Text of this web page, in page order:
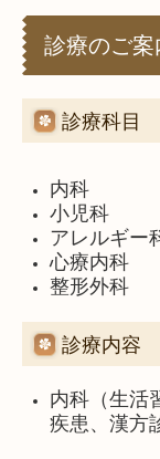
診療のご案
診療科目
内科
小児科
アレルギー
心療内科
整形外科
診療内容
内科（生活
疾患、漢方